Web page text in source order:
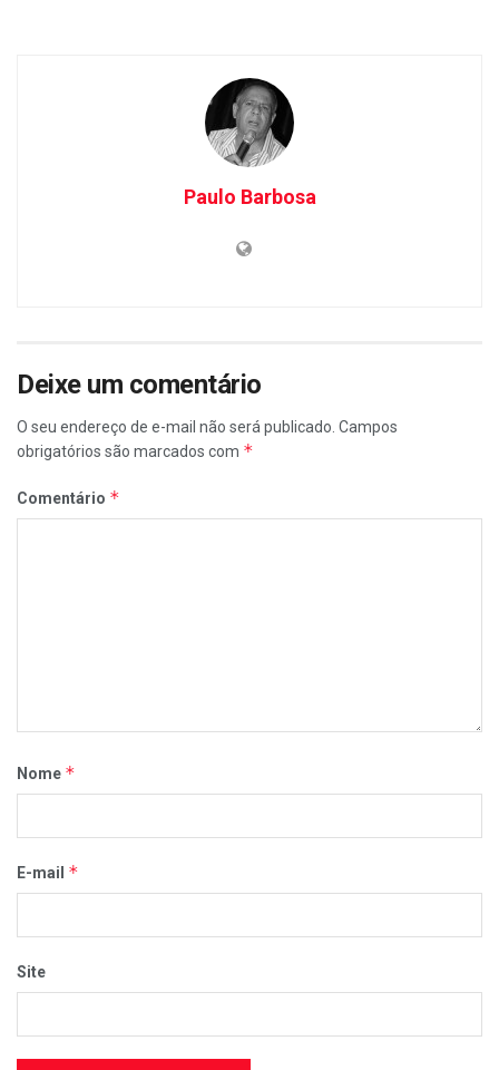
Paulo Barbosa
Deixe um comentário
O seu endereço de e-mail não será publicado. Campos
obrigatórios são marcados com *
Comentário *
Nome *
E-mail *
Site